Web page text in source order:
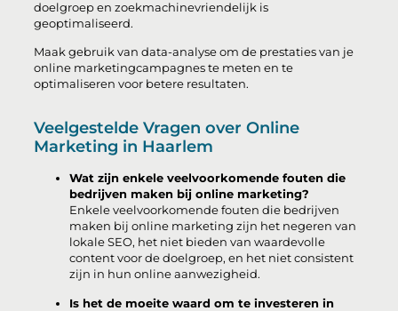
doelgroep en zoekmachinevriendelijk is
geoptimaliseerd.
Maak gebruik van data-analyse om de prestaties van je
online marketingcampagnes te meten en te
optimaliseren voor betere resultaten.
Veelgestelde Vragen over Online
Marketing in Haarlem
Wat zijn enkele veelvoorkomende fouten die
bedrijven maken bij online marketing?
Enkele veelvoorkomende fouten die bedrijven
maken bij online marketing zijn het negeren van
lokale SEO, het niet bieden van waardevolle
content voor de doelgroep, en het niet consistent
zijn in hun online aanwezigheid.
Is het de moeite waard om te investeren in